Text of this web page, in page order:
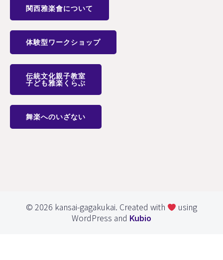
関西雅楽會について
体験型ワークショップ
伝統文化親子教室
子ども雅楽くらぶ
舞楽へのいざない
© 2026 kansai-gagakukai. Created with
using
WordPress and Kubio